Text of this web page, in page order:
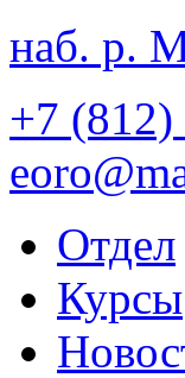
наб. р.
+7 (812)
Отдел
Курсы